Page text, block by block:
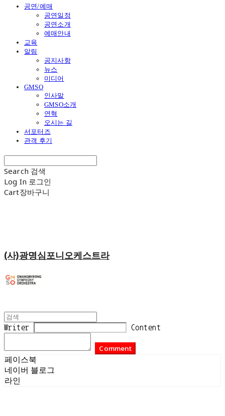
공연/예매
공연일정
공연소개
예매안내
교육
알림
공지사항
뉴스
미디어
GMSO
인사말
GMSO소개
연혁
오시는 길
서포터즈
관객 후기
Search 검색
Log In 로그인
Cart장바구니
(사)광명심포니오케스트라
Writer Content
Comment
페이스북
네이버 블로그
라인